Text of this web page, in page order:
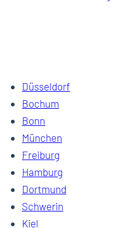
Düsseldorf
Bochum
Bonn
München
Freiburg
Hamburg
Dortmund
Schwerin
Kiel